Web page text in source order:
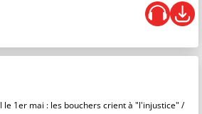
le 1er mai : les bouchers crient à "l'injustice" /